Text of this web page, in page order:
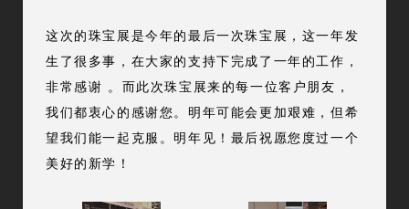
这次的珠宝展是今年的最后一次珠宝展，这一年发
生了很多事，在大家的支持下完成了一年的工作，
非常感谢 。而此次珠宝展来的每一位客户朋友，
我们都衷心的感谢您。明年可能会更加艰难，但希
望我们能一起克服。明年见！最后祝愿您度过一个
美好的新学！